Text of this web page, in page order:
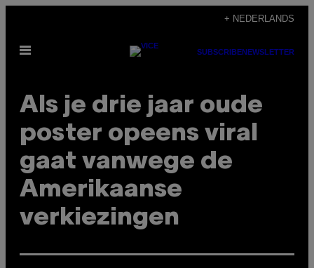
de
+ NEDERLANDS
Open
SUBSCRIBENEWSLETTER
Als je drie jaar oude
poster opeens viral
gaat vanwege de
Amerikaanse
verkiezingen